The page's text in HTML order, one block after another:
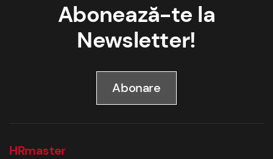
Abonează-te la
Newsletter!
Abonare
HRmaster